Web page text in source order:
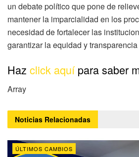
un debate político que pone de
mantener la imparcialidad en los
necesidad de fortalecer las
garantizar la equidad y
Haz click aquípara saber
Array
Noticias Relacionadas
ÚLTIMOS CAMBIOS